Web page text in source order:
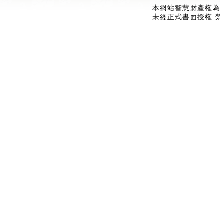
本網站智慧財產權
未經正式書面授權